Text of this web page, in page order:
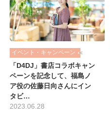
イベント・キャンペーン
「D4DJ」書店コラボキャン
ペーンを記念して、福島ノ
ア役の佐藤日向さんにイン
タビ…
2023.06.28